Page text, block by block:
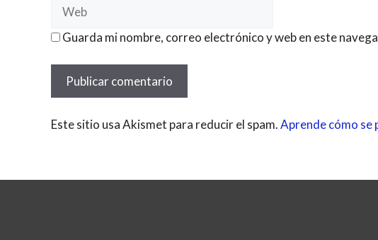
Guarda mi nombre, correo electrónico y web en este
Este sitio usa Akismet para reducir el spam.Aprende cómo se